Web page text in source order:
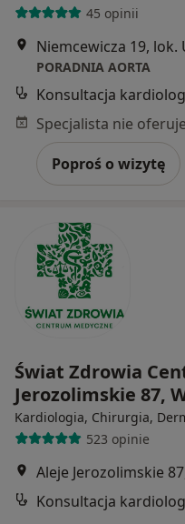
45 opinii
Niemcewicza 19, lok.
PORADNIA AORTA
Konsultacja
Poproś o wizytę
Świat Zdrowia
Jerozolimskie 87,
Kardiologia, Chirurgia,
523 opinie
Aleje Jerozolimskie
Konsultacja